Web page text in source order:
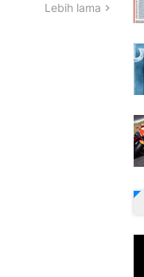
Lebih lama